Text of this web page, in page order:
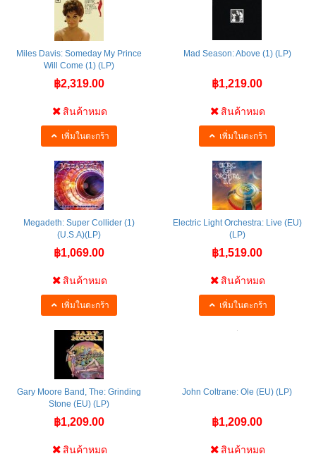
Miles Davis: Someday My Prince
Will Come (1) (LP)
฿2,319.00
สินค้าหมด
เพิ่มในตะกร้า
Mad Season: Above (1) (LP)
฿1,219.00
สินค้าหมด
เพิ่มในตะกร้า
Megadeth: Super Collider (1)
(U.S.A)(LP)
฿1,069.00
สินค้าหมด
เพิ่มในตะกร้า
Electric Light Orchestra: Live (EU)
(LP)
฿1,519.00
สินค้าหมด
เพิ่มในตะกร้า
Gary Moore Band, The: Grinding
Stone (EU) (LP)
฿1,209.00
สินค้าหมด
John Coltrane: Ole (EU) (LP)
฿1,209.00
สินค้าหมด